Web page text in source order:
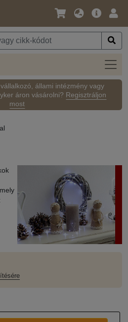
Nyelv
Pénznem
Fő
állami intézmény vagy
áron vásárolni? Regisztráljon
most